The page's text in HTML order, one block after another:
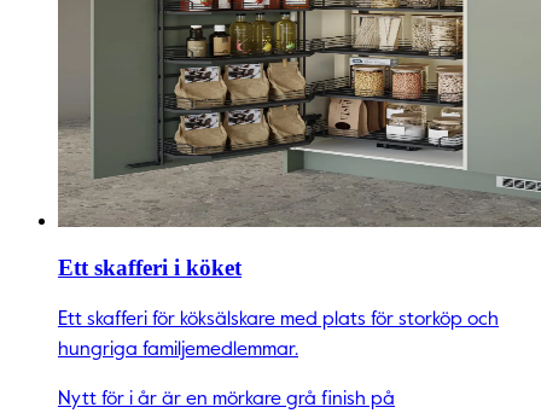
Ett skafferi i köket
Ett skafferi för köksälskare med plats för storköp och
hungriga familjemedlemmar.
Nytt för i år är en mörkare grå finish på